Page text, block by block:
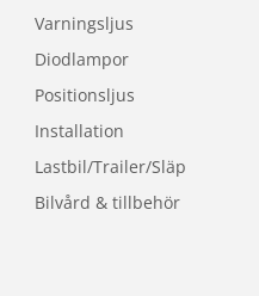
Varningsljus
Diodlampor
Positionsljus
Installation
Lastbil/Trailer/Släp
Bilvård & tillbehör